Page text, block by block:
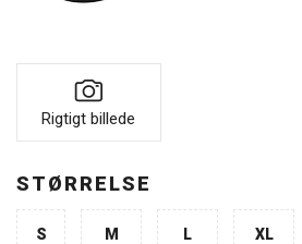
Rigtigt billede
STØRRELSE
S M L XL